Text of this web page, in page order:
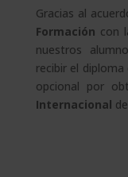
Gracias al
Formación con
nuestros
recibir el
opcional por
Internacional